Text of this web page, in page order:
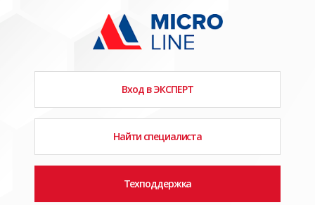
Вход в ЭКСПЕРТ
Найти специалиста
Техподдержка